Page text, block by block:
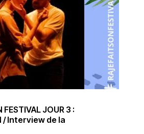
FESTIVAL JOUR 3 :
/ Interview de la